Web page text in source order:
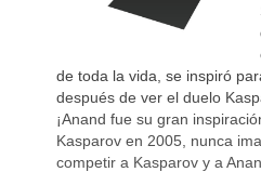
de toda la vida, se inspiró
después de ver el duelo
¡Anand fue su gran
Kasparov en 2005, nunca
competir a Kasparov y a